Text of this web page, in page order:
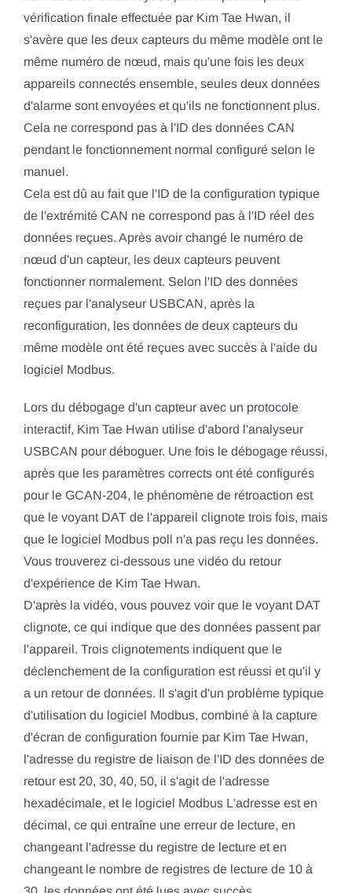
vérification finale effectuée par Kim Tae Hwan, il
s'avère que les deux capteurs du même modèle ont le
même numéro de nœud, mais qu'une fois les deux
appareils connectés ensemble, seules deux données
d'alarme sont envoyées et qu'ils ne fonctionnent plus.
Cela ne correspond pas à l'ID des données CAN
pendant le fonctionnement normal configuré selon le
manuel.
Cela est dû au fait que l'ID de la configuration typique
de l'extrémité CAN ne correspond pas à l'ID réel des
données reçues. Après avoir changé le numéro de
nœud d'un capteur, les deux capteurs peuvent
fonctionner normalement. Selon l'ID des données
reçues par l'analyseur USBCAN, après la
reconfiguration, les données de deux capteurs du
même modèle ont été reçues avec succès à l'aide du
logiciel Modbus.
Lors du débogage d'un capteur avec un protocole
interactif, Kim Tae Hwan utilise d'abord l'analyseur
USBCAN pour déboguer. Une fois le débogage réussi,
après que les paramètres corrects ont été configurés
pour le GCAN-204, le phénomène de rétroaction est
que le voyant DAT de l'appareil clignote trois fois, mais
que le logiciel Modbus poll n'a pas reçu les données.
Vous trouverez ci-dessous une vidéo du retour
d'expérience de Kim Tae Hwan.
D'après la vidéo, vous pouvez voir que le voyant DAT
clignote, ce qui indique que des données passent par
l'appareil. Trois clignotements indiquent que le
déclenchement de la configuration est réussi et qu'il y
a un retour de données. Il s'agit d'un problème typique
d'utilisation du logiciel Modbus, combiné à la capture
d'écran de configuration fournie par Kim Tae Hwan,
l'adresse du registre de liaison de l'ID des données de
retour est 20, 30, 40, 50, il s'agit de l'adresse
hexadécimale, et le logiciel Modbus L'adresse est en
décimal, ce qui entraîne une erreur de lecture, en
changeant l'adresse du registre de lecture et en
changeant le nombre de registres de lecture de 10 à